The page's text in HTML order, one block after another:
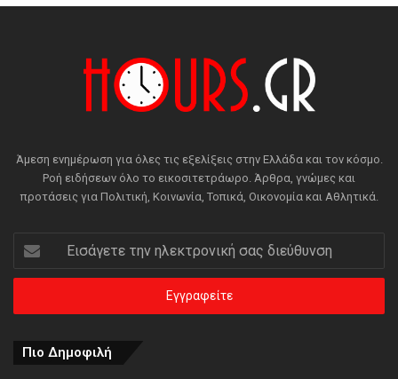
Άμεση ενημέρωση για όλες τις εξελίξεις στην Ελλάδα και τον κόσμο.
Ροή ειδήσεων όλο το εικοσιτετράωρο. Άρθρα, γνώμες και
προτάσεις για Πολιτική, Κοινωνία, Τοπικά, Οικονομία και Αθλητικά.
Εισάγετε
την
ηλεκτρονική
διεύθυνση
Πιο Δημοφιλή